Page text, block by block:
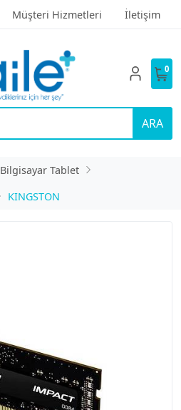
Müşteri Hizmetleri İletişim
ARA
0
Bilgisayar Tablet
KINGSTON